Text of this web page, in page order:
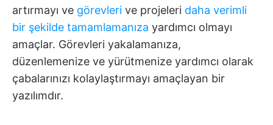
artırmayı ve görevleri ve projeleri daha verimli
bir şekilde tamamlamanıza yardımcı olmayı
amaçlar. Görevleri yakalamanıza,
düzenlemenize ve yürütmenize yardımcı olarak
çabalarınızı kolaylaştırmayı amaçlayan bir
yazılımdır.